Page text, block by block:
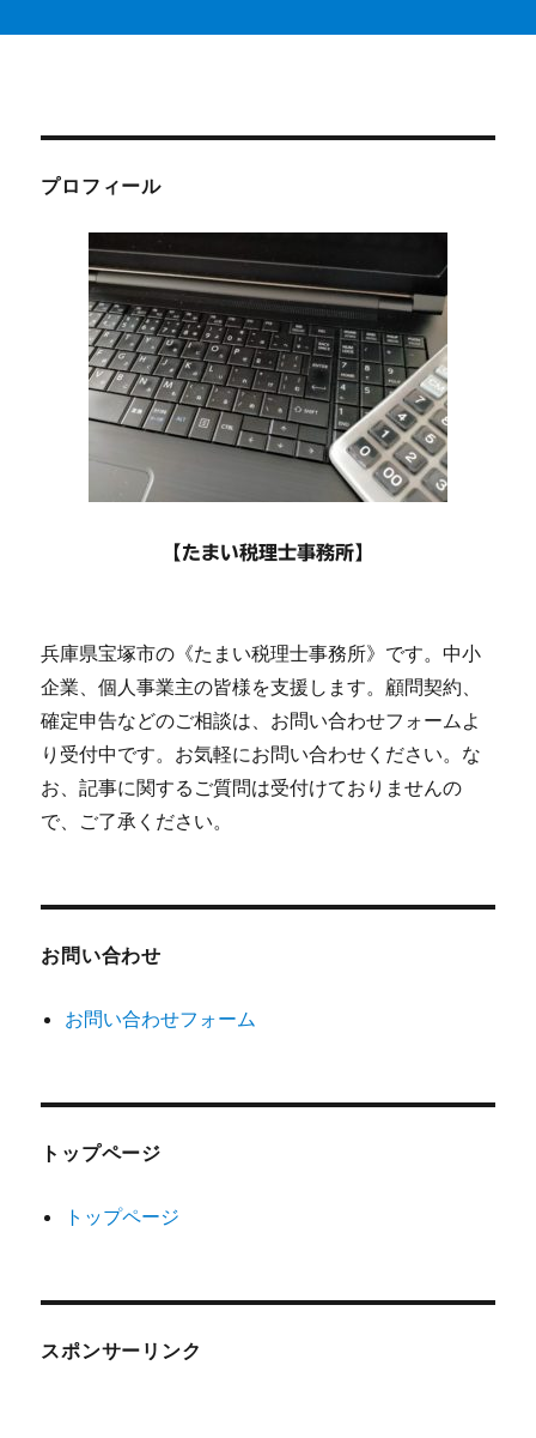
プロフィール
【たまい税理士事務所】
兵庫県宝塚市の《たまい税理士事務所》です。中小
企業、個人事業主の皆様を支援します。顧問契約、
確定申告などのご相談は、お問い合わせフォームよ
り受付中です。お気軽にお問い合わせください。な
お、記事に関するご質問は受付けておりませんの
で、ご了承ください。
お問い合わせ
お問い合わせフォーム
トップページ
トップページ
スポンサーリンク